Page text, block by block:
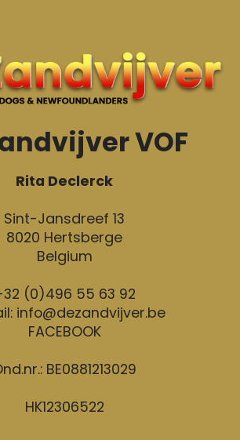
VOF
Rita Declerck
Sint-Jansdreef 13
8020 Hertsberge
Belgium
(0)496 55 63 92
info@dezandvijver.be
FACEBOOK
BE0881213029
HK12306522